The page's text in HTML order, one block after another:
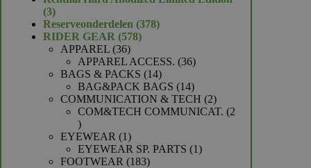
33
producten
Reserveonderdelen 378378
RIDER GEAR 578578
APPAREL 3636
producten
APPAREL ACCESS. 3636
BAGS & PACKS 1414
producten
BAG&PACK BAGS 1414
producten
COMMUNICATION & TECH 22
producten
COM&TECH COMMUNICAT.
2
2
producten
EYEWEAR 11
product
EYEWEAR SP. PARTS 11
FOOTWEAR 183183